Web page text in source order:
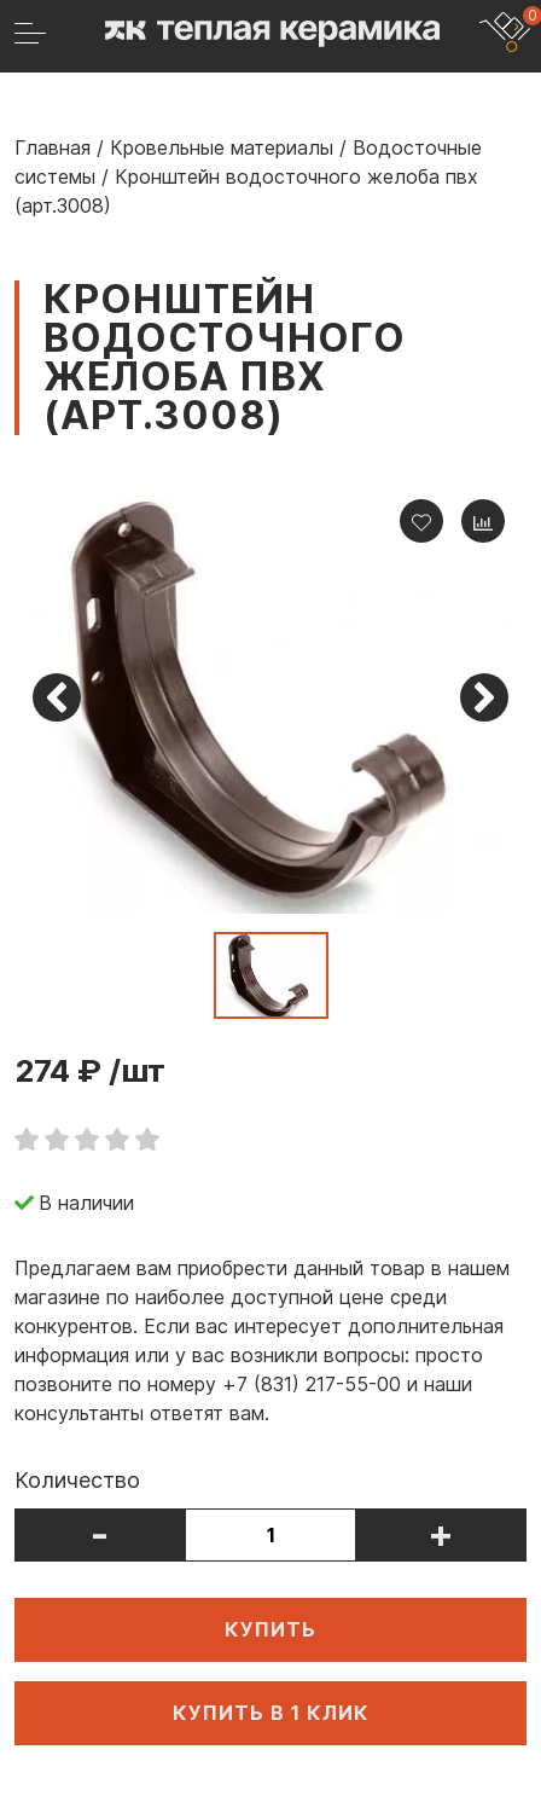
0
Главная / Кровельные материалы / Водосточные
системы / Кронштейн водосточного желоба пвх
(арт.3008)
КРОНШТЕЙН
ВОДОСТОЧНОГО
ЖЕЛОБА ПВХ
(АРТ.3008)
274 ₽ /шт
В наличии
Предлагаем вам приобрести данный товар в нашем
магазине по наиболее доступной цене среди
конкурентов. Если вас интересует дополнительная
информация или у вас возникли вопросы: просто
позвоните по номеру +7 (831) 217-55-00 и наши
консультанты ответят вам.
Количество
- +
КУПИТЬ
КУПИТЬ В 1 КЛИК